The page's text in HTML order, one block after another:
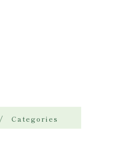
Categories